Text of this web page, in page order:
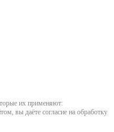
их применяют:
вы даёте согласие на обработку